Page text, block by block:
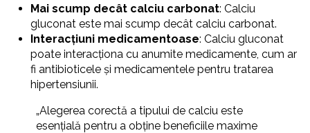
Mai scump decât calciu carbonat: Calciu
gluconat este mai scump decât calciu carbonat.
Interacțiuni medicamentoase: Calciu gluconat
poate interacționa cu anumite medicamente, cum ar
fi antibioticele și medicamentele pentru tratarea
hipertensiunii.
„Alegerea corectă a tipului de calciu este
esențială pentru a obține beneficiile maxime